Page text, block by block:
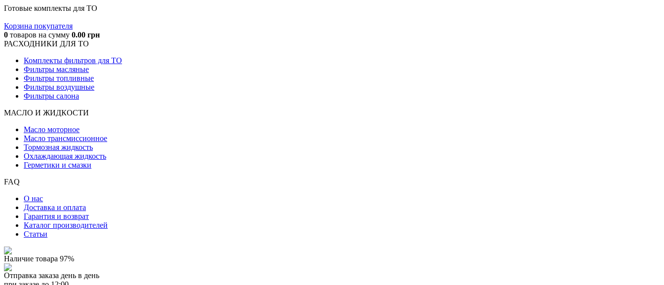
Готовые комплекты для ТО
Корзина покупателя
0 товаров на сумму 0.00 грн
РАСХОДНИКИ ДЛЯ ТО
Комплекты фильтров для ТО
Фильтры масляные
Фильтры топливные
Фильтры воздушные
Фильтры салона
МАСЛО И ЖИДКОCТИ
Масло моторное
Масло трансмиссионное
Тормозная жидкость
Охлаждающая жидкость
Герметики и смазки
FAQ
О нас
Доставка и оплата
Гарантия и возврат
Каталог производителей
Статьи
Наличие товара 97%
Отправка заказа день в день